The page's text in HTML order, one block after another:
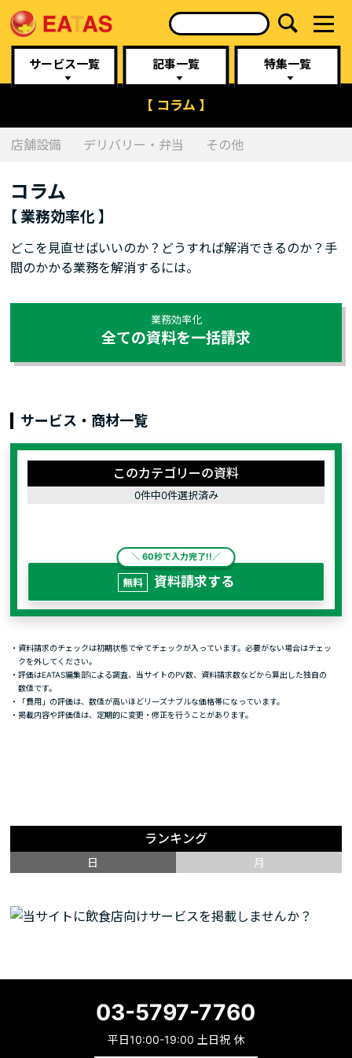
サービス一覧 記事一覧 特集一覧
【 コラム 】
店舗設備 デリバリー・弁当 その他
コラム
【 業務効率化 】
どこを見直せばいいのか？どうすれば解消できるのか？手
間のかかる業務を解消するには。
業務効率化
全ての資料を一括請求
サービス・商材一覧
このカテゴリーの資料
0件中0件選択済み
資料請求する
・資料請求のチェックは初期状態で全てチェックが入っています。必要がない場合はチェッ
クを外してください。
・評価はEATAS編集部による調査、当サイトのPV数、資料請求数などから算出した独自の
数値です。
・「費用」の評価は、数値が高いほどリーズナブルな価格帯になっています。
・掲載内容や評価値は、定期的に変更・修正を行うことがあります。
ランキング
日 月
03-5797-7760
平日10:00-19:00 土日祝 休